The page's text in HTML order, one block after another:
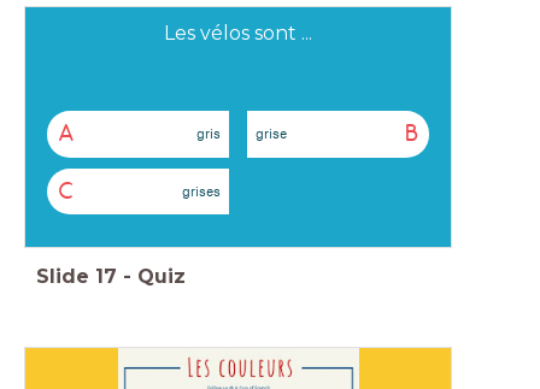
Les vélos sont ...
A gris B
grise
C grises
Slide 17 - Quiz